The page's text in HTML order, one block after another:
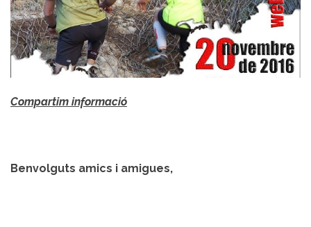
Compartim informació
Benvolguts amics i amigues,